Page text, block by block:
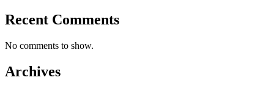
Recent Comments
No comments to show.
Archives